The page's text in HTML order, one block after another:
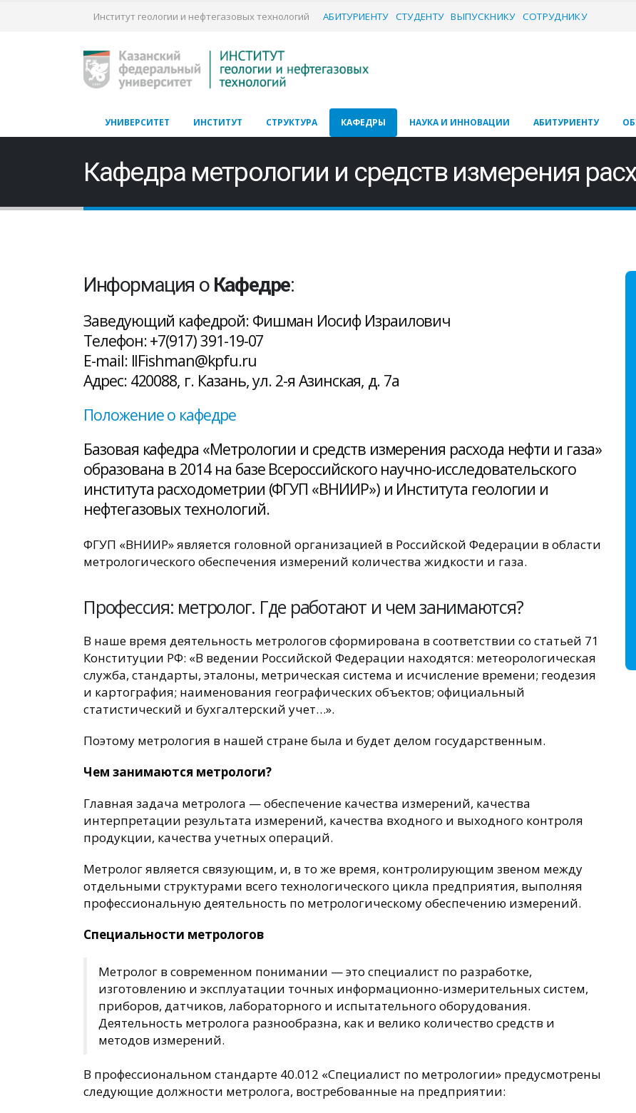
Институт геологии и нефтегазовых технологий АБИТУРИЕНТУ СТУДЕНТУ ВЫПУСКНИКУ СОТРУДНИКУ
УНИВЕРСИТЕТ ИНСТИТУТ СТРУКТУРА КАФЕДРЫ НАУКА И ИННОВАЦИИ АБИТУРИЕНТУ
Кафедра метрологии и средств измерения
Информация о Кафедре:
Заведующий кафедрой: Фишман Иосиф Израилович
Телефон: +7(917) 391-19-07
E-mail: IIFishman@kpfu.ru
Адрес: 420088, г. Казань, ул. 2-я Азинская, д. 7а
Положение о кафедре
Базовая кафедра «Метрологии и средств измерения расхода нефти и газа»
образована в 2014 на базе Всероссийского научно-исследовательского
института расходометрии (ФГУП «ВНИИР») и Института геологии и
нефтегазовых технологий.
ФГУП «ВНИИР» является головной организацией в Российской Федерации в области
метрологического обеспечения измерений количества жидкости и газа.
Профессия: метролог. Где работают и чем занимаются?
В наше время деятельность метрологов сформирована в соответствии со статьей 71
Конституции РФ: «В ведении Российской Федерации находятся: метеорологическая
служба, стандарты, эталоны, метрическая система и исчисление времени; геодезия
и картография; наименования географических объектов; официальный
статистический и бухгалтерский учет…».
Поэтому метрология в нашей стране была и будет делом государственным.
Чем занимаются метрологи?
Главная задача метролога — обеспечение качества измерений, качества
интерпретации результата измерений, качества входного и выходного контроля
продукции, качества учетных операций.
Метролог является связующим, и, в то же время, контролирующим звеном между
отдельными структурами всего технологического цикла предприятия, выполняя
профессиональную деятельность по метрологическому обеспечению измерений.
Специальности метрологов
Метролог в современном понимании — это специалист по разработке,
изготовлению и эксплуатации точных информационно-измерительных систем,
приборов, датчиков, лабораторного и испытательного оборудования.
Деятельность метролога разнообразна, как и велико количество средств и
методов измерений.
В профессиональном стандарте 40.012 «Специалист по метрологии» предусмотрены
следующие должности метролога, востребованные на предприятии: